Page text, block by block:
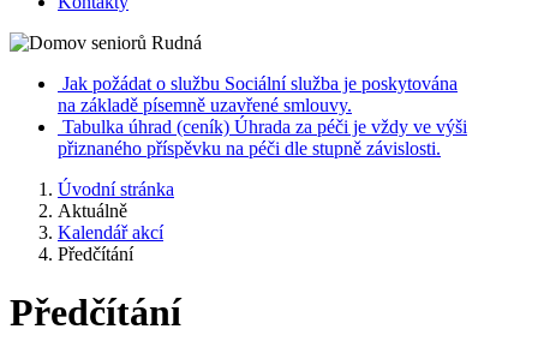
Jak požádat o službu Sociální služba je poskytována
na základě písemně uzavřené smlouvy.
Tabulka úhrad (ceník) Úhrada za péči je vždy ve výši
přiznaného příspěvku na péči dle stupně závislosti.
Úvodní stránka
Aktuálně
Kalendář akcí
Předčítání
Předčítání